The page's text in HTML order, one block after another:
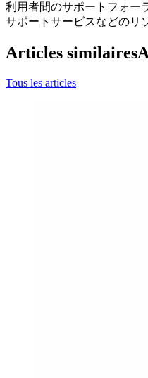
利用者間のサポートフォー
サポートサービスなどのリ
Articles similaires
Tous les articles